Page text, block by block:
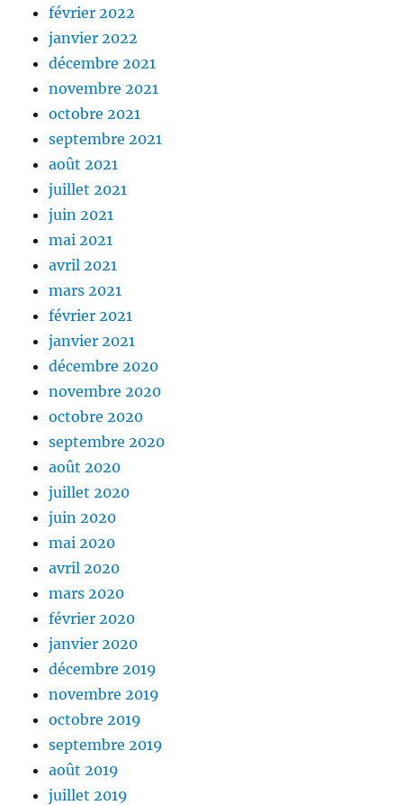
février 2022
janvier 2022
décembre 2021
novembre 2021
octobre 2021
septembre 2021
août 2021
juillet 2021
juin 2021
mai 2021
avril 2021
mars 2021
février 2021
janvier 2021
décembre 2020
novembre 2020
octobre 2020
septembre 2020
août 2020
juillet 2020
juin 2020
mai 2020
avril 2020
mars 2020
février 2020
janvier 2020
décembre 2019
novembre 2019
octobre 2019
septembre 2019
août 2019
juillet 2019